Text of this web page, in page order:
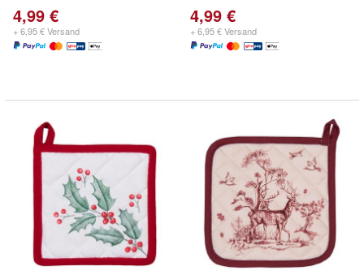
4,99 €
+ 6,95 € Versand
4,99 €
+ 6,95 € Versand